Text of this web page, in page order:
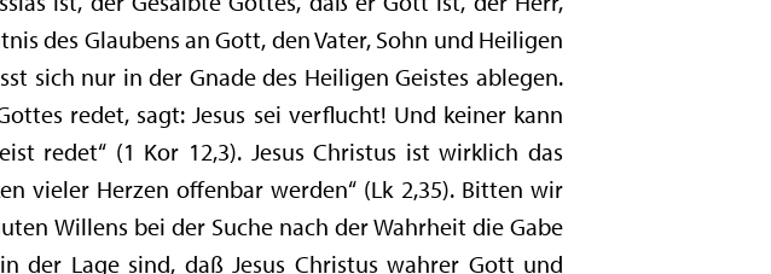
des Glaubens an Gott, den Vater, Sohn und Heiligen
sich nur in der Gnade des Heiligen Geistes ablegen.
redet, sagt: Jesus sei verflucht! Und keiner kann
redet“ (1 Kor 12,3). Jesus Christus ist wirklich das
vieler Herzen offenbar werden“ (Lk 2,35). Bitten wir
Willens bei der Suche nach der Wahrheit die Gabe
der Lage sind, daß Jesus Christus wahrer Gott und